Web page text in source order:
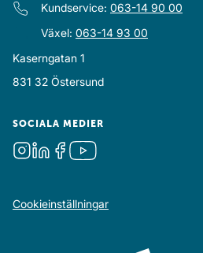
Kundservice: 063-14 90 00
Växel: 063-14 93 00
Kaserngatan 1
831 32 Östersund
SOCIALA MEDIER
Cookieinställningar